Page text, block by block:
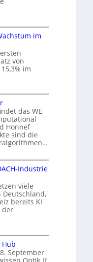
im
von
im
das WE-
Honnef
sind die
Industrie
viele
bereits KI
der
Hub
September